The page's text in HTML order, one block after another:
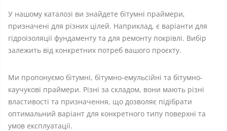
У нашому каталозі ви знайдете бітумні праймери,
призначені для різних цілей. Наприклад, є варіанти для
гідроізоляції фундаменту та для ремонту покрівлі. Вибір
залежить від конкретних потреб вашого проєкту.
Ми пропонуємо бітумні, бітумно-емульсійні та бітумно-
каучукові праймери. Різні за складом, вони мають різні
властивості та призначення, що дозволяє підібрати
оптимальний варіант для конкретного типу поверхні та
умов експлуатації.